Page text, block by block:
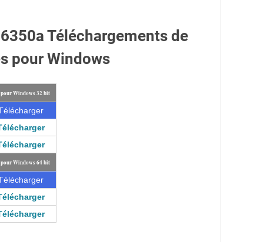
Téléchargements de
pour Windows
Windows 32 bit
Windows 64 bit